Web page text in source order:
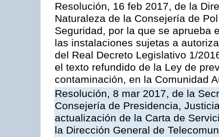
Resolución, 16 feb 2017, de la
Naturaleza de la Consejería de
Seguridad, por la que se aprueba
las instalaciones sujetas a
del Real Decreto Legislativo 1/
el texto refundido de la Ley de
contaminación, en la Comunidad
Resolución, 8 mar 2017, de la
Consejería de Presidencia,
actualización de la Carta de
la Dirección General de